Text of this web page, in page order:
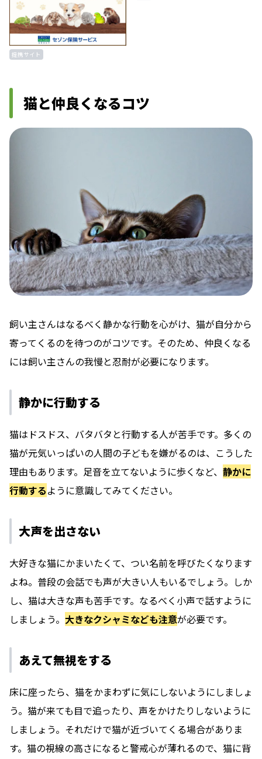
提携サイト
猫と仲良くなるコツ
飼い主さんはなるべく静かな行動を心がけ、猫が自分から
寄ってくるのを待つのがコツです。そのため、仲良くなる
には飼い主さんの我慢と忍耐が必要になります。
静かに行動する
猫はドスドス、バタバタと行動する人が苦手です。多くの
猫が元気いっぱいの人間の子どもを嫌がるのは、こうした
理由もあります。足音を立てないように歩くなど、 静かに
行動するように意識してみてください。
大声を出さない
大好きな猫にかまいたくて、つい名前を呼びたくなります
よね。普段の会話でも声が大きい人もいるでしょう。しか
し、猫は大きな声も苦手です。なるべく小声で話すように
しましょう。 大きなクシャミなども注意が必要です。
あえて無視をする
床に座ったら、猫をかまわずに気にしないようにしましょ
う。猫が来ても目で追ったり、声をかけたりしないように
しましょう。それだけで猫が近づいてくる場合がありま
す。猫の視線の高さになると警戒心が薄れるので、猫に背